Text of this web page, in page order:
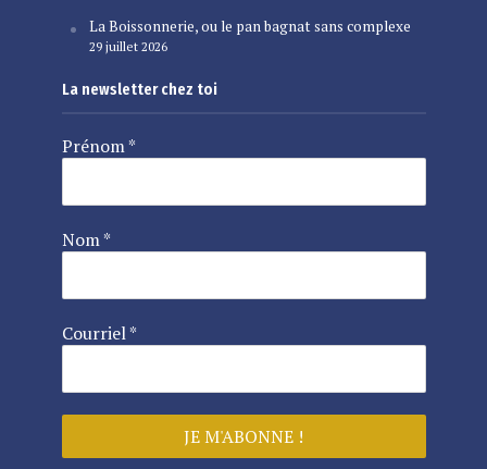
La Boissonnerie, ou le pan bagnat sans complexe
29 juillet 2026
La newsletter chez toi
Prénom*
Nom*
Courriel*